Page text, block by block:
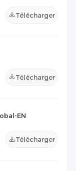
Télécharger
Télécharger
EN
Télécharger